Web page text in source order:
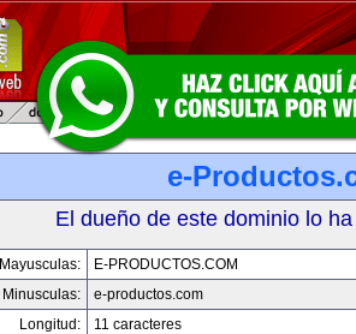
e-
El dueño de este dominio lo
Mayusculas:
E-PRODUCTOS.COM
Minusculas:
e-productos.com
Longitud:
11 caracteres